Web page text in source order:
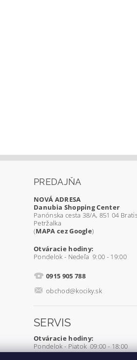
PREDAJŇA
NOVÁ ADRESA
Danubia Shopping Center
Panónska cesta 38/A, 851 04
Petržalka
(MAPA cez Google)
Otváracie hodiny:
Pondelok - Nedeľa 9:00 - 19:00
0915 905 788
obchod@kociky.sk
SERVIS
Otváracie hodiny:
Pondelok - Piatok 09:00 - 18:00